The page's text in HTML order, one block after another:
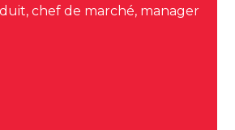
chef de marché, manager